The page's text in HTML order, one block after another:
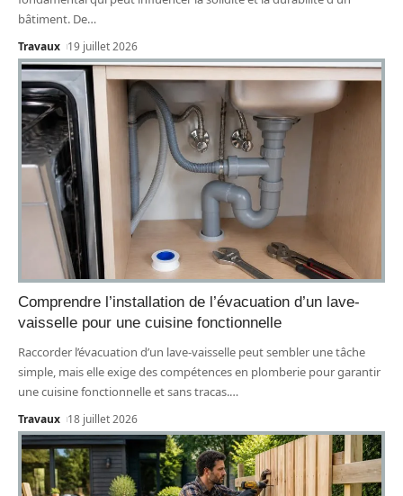
bâtiment. De…
Travaux 19 juillet 2026
Comprendre l’installation de l’évacuation d’un lave-
vaisselle pour une cuisine fonctionnelle
Raccorder l’évacuation d’un lave-vaisselle peut sembler une tâche
simple, mais elle exige des compétences en plomberie pour garantir
une cuisine fonctionnelle et sans tracas.…
Travaux 18 juillet 2026